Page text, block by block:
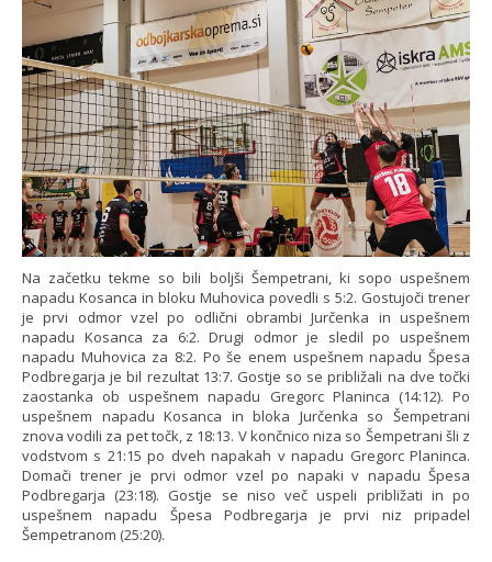
Na začetku tekme so bili boljši Šempetrani, ki sopo uspešnem
napadu Kosanca in bloku Muhovica povedli s 5:2. Gostujoči trener
je prvi odmor vzel po odlični obrambi Jurčenka in uspešnem
napadu Kosanca za 6:2. Drugi odmor je sledil po uspešnem
napadu Muhovica za 8:2. Po še enem uspešnem napadu Špesa
Podbregarja je bil rezultat 13:7. Gostje so se približali na dve točki
zaostanka ob uspešnem napadu Gregorc Planinca (14:12). Po
uspešnem napadu Kosanca in bloka Jurčenka so Šempetrani
znova vodili za pet točk, z 18:13. V končnico niza so Šempetrani šli z
vodstvom s 21:15 po dveh napakah v napadu Gregorc Planinca.
Domači trener je prvi odmor vzel po napaki v napadu Špesa
Podbregarja (23:18). Gostje se niso več uspeli približati in po
uspešnem napadu Špesa Podbregarja je prvi niz pripadel
Šempetranom (25:20).